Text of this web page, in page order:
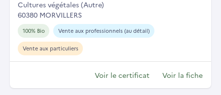
Cultures végétales (Autre)
60380 MORVILLERS
100% Bio Vente aux professionnels (au détail)
Vente aux particuliers
Voir le certificat Voir la fiche